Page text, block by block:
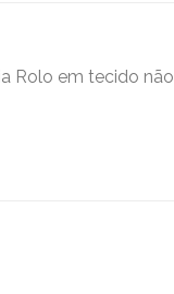
Rolo em tecido não